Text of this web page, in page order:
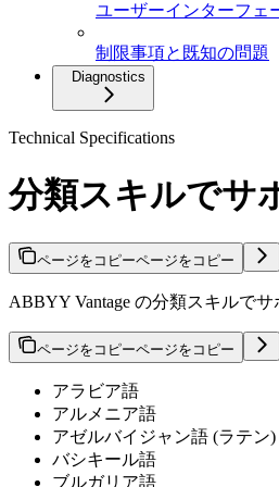
ユーザーインターフェ
制限事項と既知の問題
Diagnostics
Technical Specifications
分類スキルでサ
ページをコピーページをコピー
ABBYY Vantage の分類スキルでサ
ページをコピーページをコピー
アラビア語
アルメニア語
アゼルバイジャン語 (ラテン)
バシキール語
ブルガリア語